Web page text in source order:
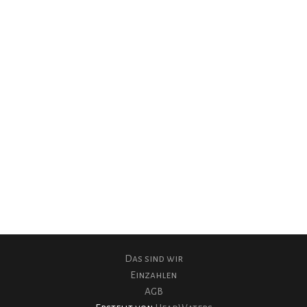
AGB
Einzahlen
Das sind wir